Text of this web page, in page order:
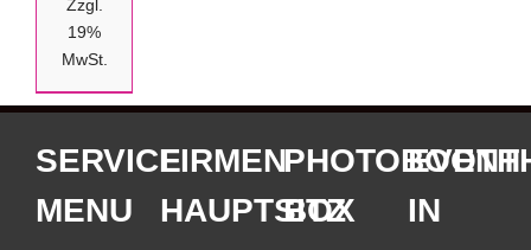
WERDEN
Zzgl.
19%
MwSt.
SERVICE
MENU
FIRMEN
HAUPTSITZ
PHOTOBOOTH
BOX
IN